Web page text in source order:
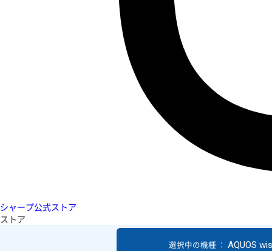
シャープ公式ストア
ストア
選択中の機種 ： AQUOS